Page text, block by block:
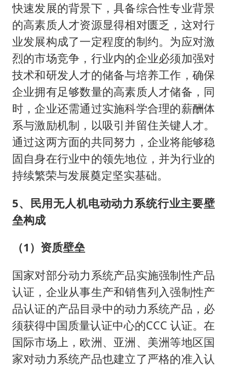
快速发展的背景下，具备综合性专业背景
的高素质人才资源显得相对匮乏，这对行
业发展构成了一定程度的制约。为应对激
烈的市场竞争，行业内的企业必须加强对
技术和研发人才的储备与培养工作，确保
企业拥有足够数量的高素质人才储备，同
时，企业还需通过实施科学合理的薪酬体
系与激励机制，以吸引并留住关键人才。
通过这两方面的共同努力，企业将能够稳
固自身在行业中的领先地位，并为行业的
持续繁荣与发展奠定坚实基础。
5、民用无人机电动动力系统行业主要壁
垒构成
（1）资质壁垒
国家对部分动力系统产品实施强制性产品
认证，企业从事生产和销售列入强制性产
品认证的产品目录中的动力系统产品，必
须获得中国质量认证中心的CCC 认证。在
国际市场上，欧洲、亚洲、美洲等地区国
家对动力系统产品也建立了严格的准入认